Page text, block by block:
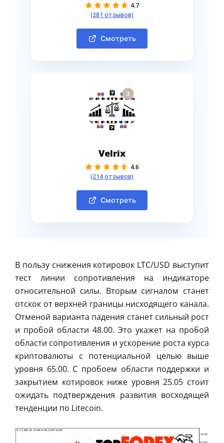
4.7
(281 отзывов)
Смотреть
3
Velrix
4.6
(214 отзывов)
Смотреть
В пользу снижения котировок LTC/USD выступит
тест линии сопротивления на индикаторе
относительной силы. Вторым сигналом станет
отскок от верхней границы нисходящего канала.
Отменой варианта падения станет сильный рост
и пробой области 48.00. Это укажет на пробой
области сопротивления и ускорение роста курса
криптовалюты с потенциальной целью выше
уровня 65.00. С пробоем области поддержки и
закрытием котировок ниже уровня 25.05 стоит
ожидать подтверждения развития восходящей
тенденции по Litecoin.